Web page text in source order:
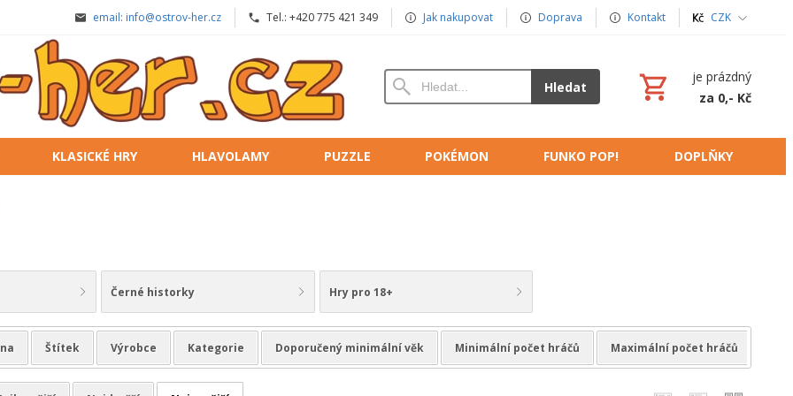
email: info@ostrov-her.cz Tel.: +420 775 421 349 Jak nakupovat Doprava Kontakt CZK
Hledat
je prázdný
za 0,- Kč
KLASICKÉ HRY HLAVOLAMY PUZZLE POKÉMON FUNKO POP! DOPLŇKY
Černé historky Hry pro 18+
Štítek Výrobce Kategorie Doporučený minimální věk Minimální počet hráčů Maximální počet hráčů